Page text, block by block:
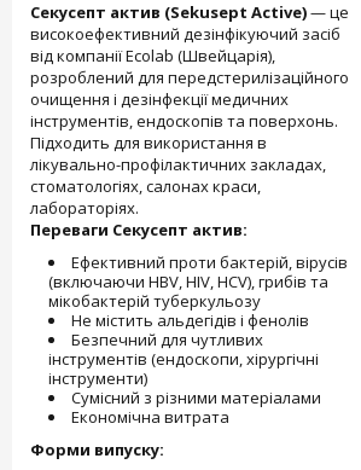
Секусепт актив (Sekusept Active)— це
високоефективний дезінфікуючий засіб
від компанії Ecolab (Швейцарія),
розроблений для передстерилізаційного
очищення і дезінфекції медичних
інструментів, ендоскопів та поверхонь.
Підходить для використання в
лікувально-профілактичних закладах,
стоматологіях, салонах краси,
лабораторіях.
Переваги Секусепт актив:
Ефективний проти бактерій, вірусів
(включаючи HBV, HIV, HCV), грибів та
мікобактерій туберкульозу
Не містить альдегідів і фенолів
Безпечний для чутливих
інструментів (ендоскопи, хірургічні
інструменти)
Сумісний з різними матеріалами
Економічна витрата
Форми випуску: